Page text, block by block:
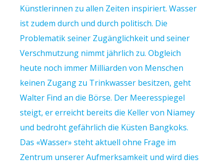
Künstlerinnen zu allen Zeiten inspiriert. Wasser
ist zudem durch und durch politisch. Die
Problematik seiner Zugänglichkeit und seiner
Verschmutzung nimmt jährlich zu. Obgleich
heute noch immer Milliarden von Menschen
keinen Zugang zu Trinkwasser besitzen, geht
Walter Find an die Börse. Der Meeresspiegel
steigt, er erreicht bereits die Keller von Niamey
und bedroht gefährlich die Küsten Bangkoks.
Das «Wasser» steht aktuell ohne Frage im
Zentrum unserer Aufmerksamkeit und wird dies